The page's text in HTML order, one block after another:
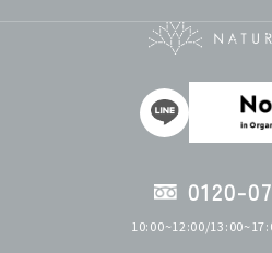
0120-
10:00~12:00/